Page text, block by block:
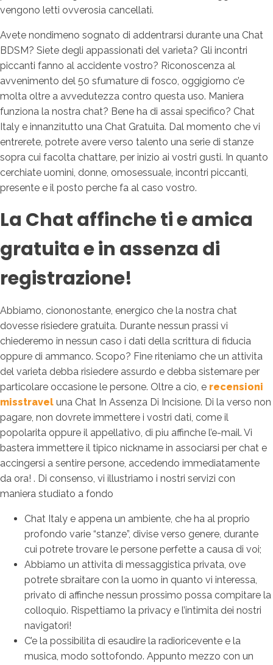
vengono letti ovverosia cancellati.
Avete nondimeno sognato di addentrarsi durante una Chat
BDSM? Siete degli appassionati del varieta? Gli incontri
piccanti fanno al accidente vostro? Riconoscenza al
avvenimento del 50 sfumature di fosco, oggigiorno c’e
molta oltre a avvedutezza contro questa uso. Maniera
funziona la nostra chat? Bene ha di assai specifico? Chat
Italy e innanzitutto una Chat Gratuita. Dal momento che vi
entrerete, potrete avere verso talento una serie di stanze
sopra cui facolta chattare, per inizio ai vostri gusti. In quanto
cerchiate uomini, donne, omosessuale, incontri piccanti,
presente e il posto perche fa al caso vostro.
La Chat affinche ti e amica
gratuita e in assenza di
registrazione!
Abbiamo, ciononostante, energico che la nostra chat
dovesse risiedere gratuita. Durante nessun prassi vi
chiederemo in nessun caso i dati della scrittura di fiducia
oppure di ammanco. Scopo? Fine riteniamo che un attivita
del varieta debba risiedere assurdo e debba sistemare per
particolare occasione le persone. Oltre a cio, e recensioni
misstravel una Chat In Assenza Di Incisione. Di la verso non
pagare, non dovrete immettere i vostri dati, come il
popolarita oppure il appellativo, di piu affinche l’e-mail. Vi
bastera immettere il tipico nickname in associarsi per chat e
accingersi a sentire persone, accedendo immediatamente
da ora! . Di consenso, vi illustriamo i nostri servizi con
maniera studiato a fondo
Chat Italy e appena un ambiente, che ha al proprio
profondo varie “stanze”, divise verso genere, durante
cui potrete trovare le persone perfette a causa di voi;
Abbiamo un attivita di messaggistica privata, ove
potrete sbraitare con la uomo in quanto vi interessa,
privato di affinche nessun prossimo possa compitare la
colloquio. Rispettiamo la privacy e l’intimita dei nostri
navigatori!
C’e la possibilita di esaudire la radioricevente e la
musica, modo sottofondo. Appunto mezzo con un